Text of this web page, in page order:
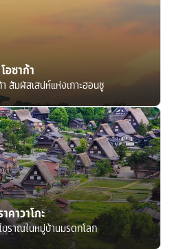
โอซาก้า
สัมผัสเสน่ห์แห่งเกาะฮอนชู
คาวาโกะ
บราณในหมู่บ้านมรดกโลก